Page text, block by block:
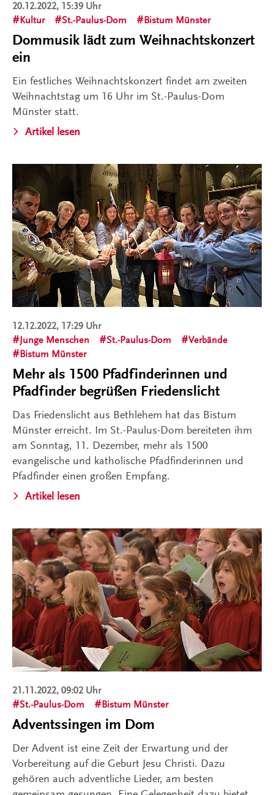
20.12.2022, 15:39 Uhr
Kultur
St.-Paulus-Dom Bistum Münster
Dommusik lädt zum Weihnachtskonzert
ein
Ein festliches Weihnachtskonzert findet am zweiten
Weihnachtstag um 16 Uhr im St.-Paulus-Dom
Münster statt.
Artikel lesen
12.12.2022, 17:29 Uhr
Junge Menschen
St.-Paulus-Dom
Verbände
Bistum Münster
Mehr als 1500 Pfadfinderinnen und
Pfadfinder begrüßen Friedenslicht
Das Friedenslicht aus Bethlehem hat das Bistum
Münster erreicht. Im St.-Paulus-Dom bereiteten ihm
am Sonntag, 11. Dezember, mehr als 1500
evangelische und katholische Pfadfinderinnen und
Pfadfinder einen großen Empfang.
Artikel lesen
21.11.2022, 09:02 Uhr
St.-Paulus-Dom
Bistum Münster
Adventssingen im Dom
Der Advent ist eine Zeit der Erwartung und der
Vorbereitung auf die Geburt Jesu Christi. Dazu
gehören auch adventliche Lieder, am besten